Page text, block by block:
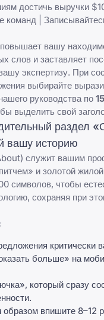
достичь выручки
команд |
вашу
слов и заставляет
экспертизу. При
выбирайте
руководства по
выделить свой
раздел
вашу историю
служит вашим
и золотой
символов, чтобы
сохраняя при
критически
больше» на
который сразу
впишите 8–12